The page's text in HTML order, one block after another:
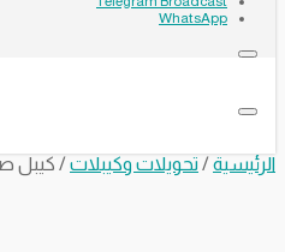
WhatsApp
الرئيسية/ تحويلات وكيبلات/ كيبل